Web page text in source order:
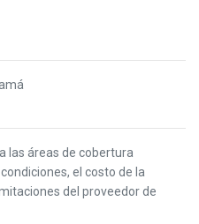
las áreas de cobertura
el costo de la
del proveedor de